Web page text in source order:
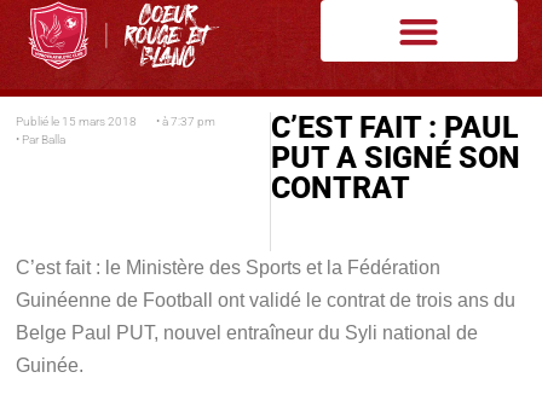
Publié le 15 mars 2018 • à 7:37 pm
• Par Balla
C’EST FAIT : PAUL
PUT A SIGNÉ SON
CONTRAT
C’est fait : le Ministère des Sports et la Fédération
Guinéenne de Football ont validé le contrat de trois ans du
Belge Paul PUT, nouvel entraîneur du Syli national de
Guinée.